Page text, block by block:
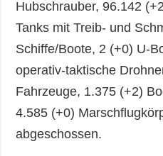
Hubschrauber, 96.142
Tanks mit Treib- und
Schiffe/Boote, 2 (+0) U-
operativ-taktische
Fahrzeuge, 1.375 (+2)
4.585 (+0)
abgeschossen.